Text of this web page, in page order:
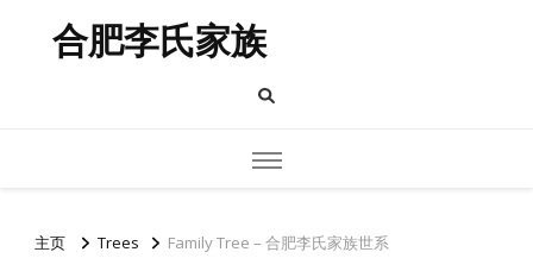
合肥李氏家族
主页 Trees Family Tree – 合肥李氏家族世系